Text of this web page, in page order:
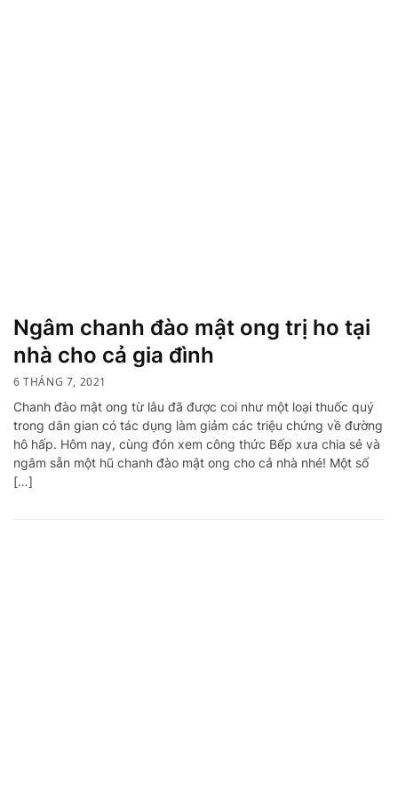
Ngâm chanh đào mật ong trị ho tại
nhà cho cả gia đình
6 THÁNG 7, 2021
Chanh đào mật ong từ lâu đã được coi như một loại thuốc quý
trong dân gian có tác dụng làm giảm các triệu chứng về đường
hô hấp. Hôm nay, cùng đón xem công thức Bếp xưa chia sẻ và
ngâm sẵn một hũ chanh đào mật ong cho cả nhà nhé! Một số
[…]